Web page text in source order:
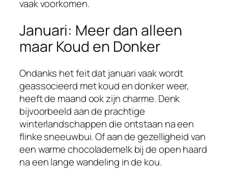
vaak voorkomen.
Januari: Meer dan alleen
maar Koud en Donker
Ondanks het feit dat januari vaak wordt
geassocieerd met koud en donker weer,
heeft de maand ook zijn charme. Denk
bijvoorbeeld aan de prachtige
winterlandschappen die ontstaan na een
flinke sneeuwbui. Of aan de gezelligheid van
een warme chocolademelk bij de open haard
na een lange wandeling in de kou.